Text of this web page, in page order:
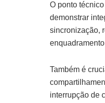
O ponto
demonstrar
sincronização,
Também é
interrupção de